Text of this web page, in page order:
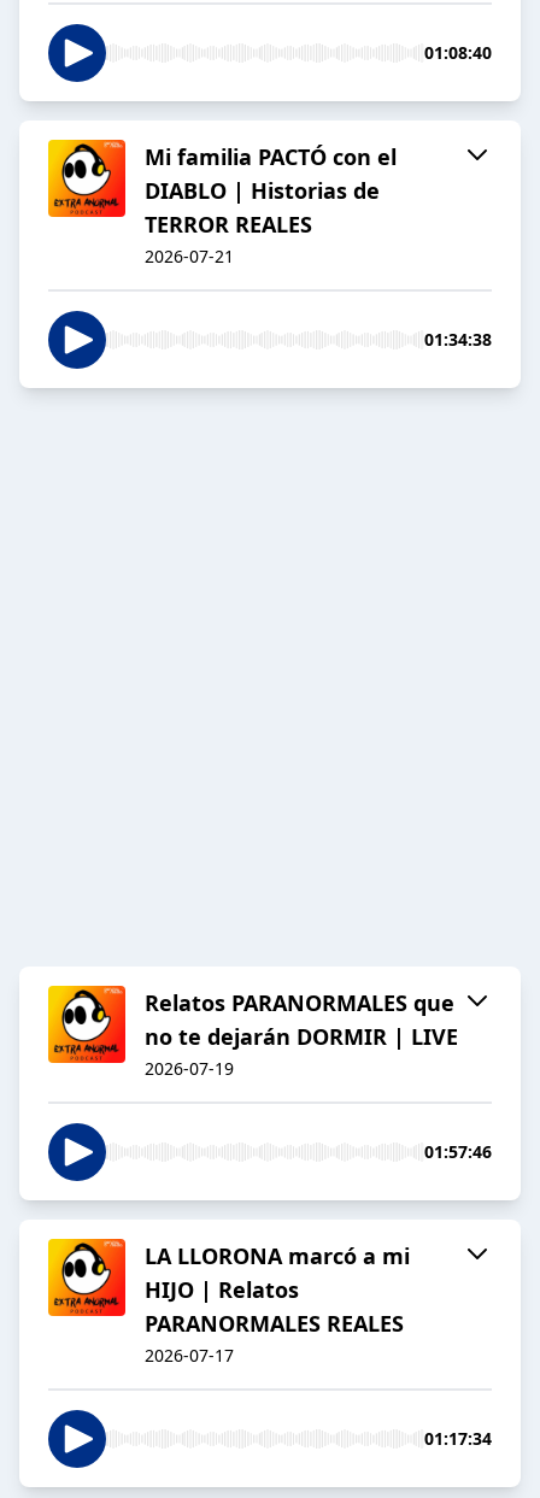
01:08:40
Mi familia PACTÓ con el
DIABLO | Historias de
TERROR REALES
2026-07-21
01:34:38
Relatos PARANORMALES que
no te dejarán DORMIR | LIVE
2026-07-19
01:57:46
LA LLORONA marcó a mi
HIJO | Relatos
PARANORMALES REALES
2026-07-17
01:17:34